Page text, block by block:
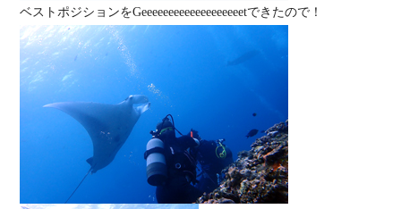
ベストポジションをGeeeeeeeeeeeeeeeeeeetできたので！